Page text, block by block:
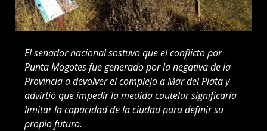
El senador nacional sostuvo que el conflicto por
Punta Mogotes fue generado por la negativa de la
Provincia a devolver el complejo a Mar del Plata y
advirtió que impedir la medida cautelar significaría
limitar la capacidad de la ciudad para definir su
propio futuro.